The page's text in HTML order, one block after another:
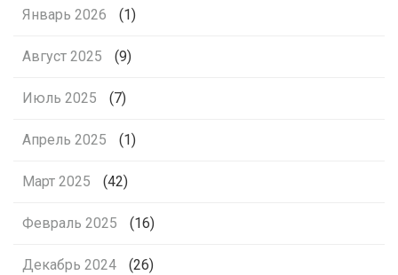
Январь 2026 (1)
Август 2025 (9)
Июль 2025 (7)
Апрель 2025 (1)
Март 2025 (42)
Февраль 2025 (16)
Декабрь 2024 (26)